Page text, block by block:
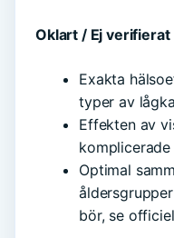
Oklart / Ej verifierat
Exakta
typer av
Effekten av
Optimal
bör, se